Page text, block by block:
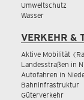
Umweltschutz
Wasser
VERKEHR &
Aktive Mobilität
Landesstraßen in
Autofahren in
Bahninfrastruktur
Güterverkehr